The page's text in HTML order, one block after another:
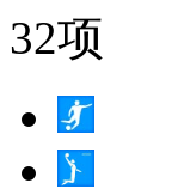
32项